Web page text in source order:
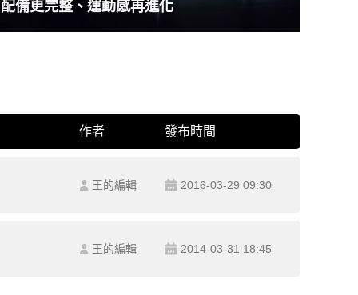
配備更完整、運動感再進化
作者 發布時間
王的編輯 2016-03-29 09:30
王的編輯 2014-03-31 18:45